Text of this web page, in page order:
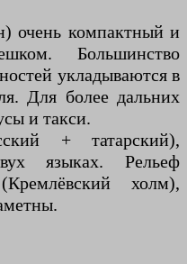
очень компактный и
Большинство
укладываются в
Для более дальних
и такси.
+ татарский),
языках. Рельеф
холм),